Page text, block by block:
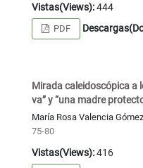
Vistas(Views):444
PDF
Mirada caleidoscópica a
va” y “una madre
María Rosa Valencia Gómez
75-80
Vistas(Views):416